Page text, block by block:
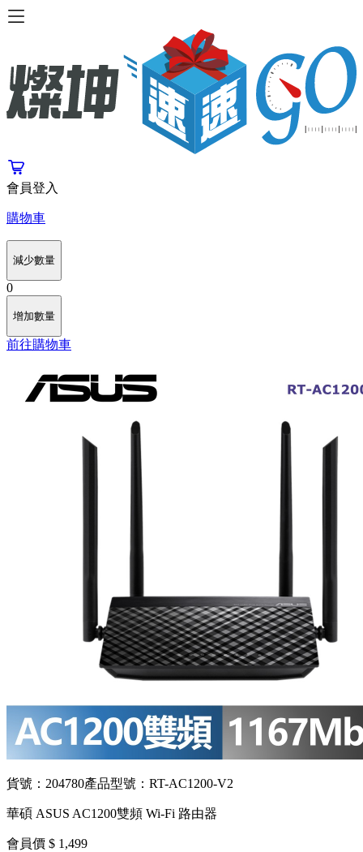
會員登入
購物車
減少數量
0
增加數量
前往購物車
貨號：204780產品型號：RT-AC1200-V2
華碩 ASUS AC1200雙頻 Wi-Fi 路由器
會員價 $ 1,499